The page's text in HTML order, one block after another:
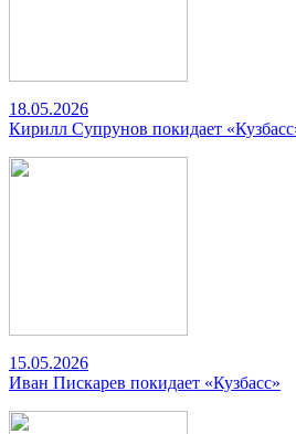
18.05.2026
Кирилл Супрунов покидает
15.05.2026
Иван Пискарев покидает «Кузбасс»